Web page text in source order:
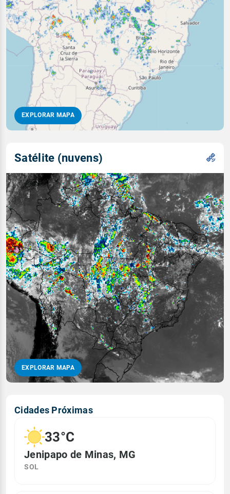
EXPLORAR MAPA
Satélite (nuvens)
EXPLORAR MAPA
Cidades Próximas
33°C
Jenipapo de Minas, MG
SOL